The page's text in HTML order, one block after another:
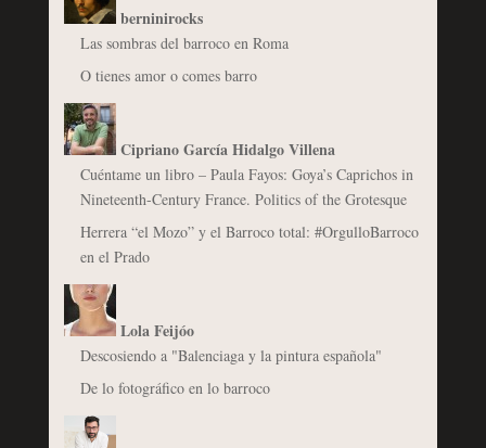
berninirocks
Las sombras del barroco en Roma
O tienes amor o comes barro
Cipriano García Hidalgo Villena
Cuéntame un libro – Paula Fayos: Goya’s Caprichos in
Nineteenth-Century France. Politics of the Grotesque
Herrera “el Mozo” y el Barroco total: #OrgulloBarroco
en el Prado
Lola Feijóo
Descosiendo a "Balenciaga y la pintura española"
De lo fotográfico en lo barroco